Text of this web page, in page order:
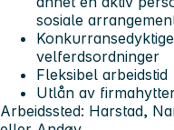
sosiale
velferdsordninger
Fleksibel arbeidstid
Utlån av
Arbeidssted: Harstad,